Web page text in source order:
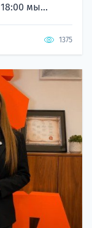
18:00 мы...
1375